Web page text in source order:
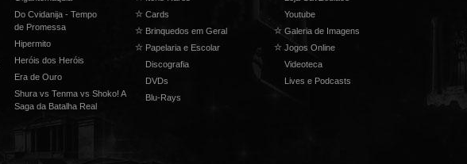
Do Cvidanija - Tempo
de Promessa
Hipermito
Heróis dos Heróis
Era de Ouro
Shura vs Tenma vs Shoko! A
Saga da Batalha Real
☆ Cards
☆ Brinquedos em Geral
☆ Papelaria e Escolar
Discografia
DVDs
Blu-Rays
Youtube
☆ Galeria de Imagens
☆ Jogos Online
Videoteca
Lives e Podcasts